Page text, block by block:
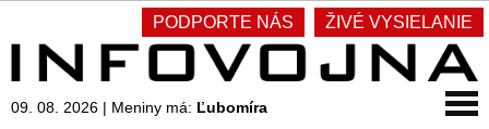
PODPORTE NÁS ŽIVÉ VYSIELANIE
09. 08. 2026 | Meniny má: Ľubomíra